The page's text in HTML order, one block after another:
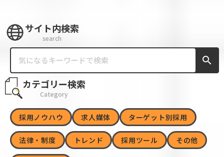
サイト内検索
search
search
カテゴリー検索
Category
採用ノウハウ 求人媒体 ターゲット別採用
法律・制度 トレンド 採用ツール その他